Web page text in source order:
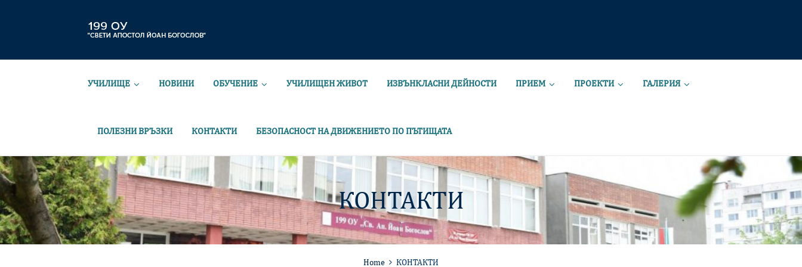
УЧИЛИЩЕ НОВИНИ ОБУЧЕНИЕ УЧИЛИЩЕН ЖИВОТ ИЗВЪНКЛАСНИ ДЕЙНОСТИ ПРИЕМ ПРОЕКТИ ГАЛЕРИЯ
ПОЛЕЗНИ ВРЪЗКИ КОНТАКТИ БЕЗОПАСНОСТ НА ДВИЖЕНИЕТО ПО ПЪТИЩАТА
КОНТАКТИ
Home КОНТАКТИ